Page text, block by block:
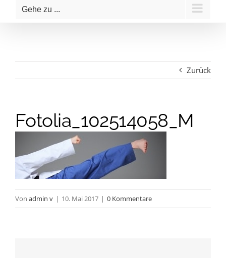
Gehe zu ...
Zurück
Fotolia_102514058_M
Von admin v | 10. Mai 2017 | 0 Kommentare